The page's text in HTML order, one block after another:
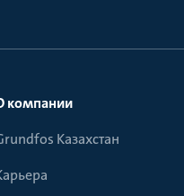
компании
Казахстан